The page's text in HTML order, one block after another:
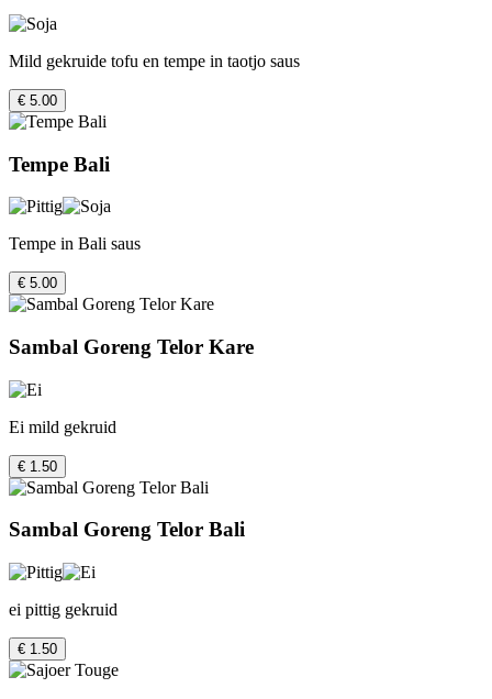
Mild gekruide tofu en tempe in taotjo saus
€ 5.00
Tempe Bali
Tempe in Bali saus
€ 5.00
Sambal Goreng Telor Kare
Ei mild gekruid
€ 1.50
Sambal Goreng Telor Bali
ei pittig gekruid
€ 1.50